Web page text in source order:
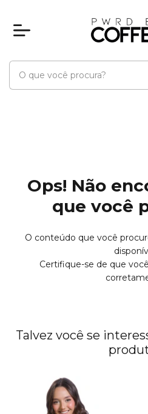
Ops! Não
que você
O conteúdo que você
Certifique-se de que
Talvez você se